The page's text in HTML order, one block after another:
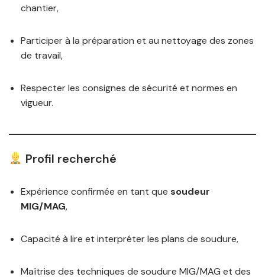
chantier,
Participer à la préparation et au nettoyage des zones
de travail,
Respecter les consignes de sécurité et normes en
vigueur.
Profil recherché
Expérience confirmée en tant que soudeur
MIG/MAG,
Capacité à lire et interpréter les plans de soudure,
Maîtrise des techniques de soudure MIG/MAG et des